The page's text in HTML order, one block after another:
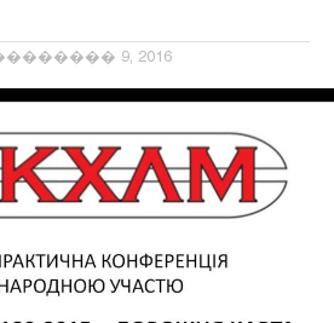
9, 2016